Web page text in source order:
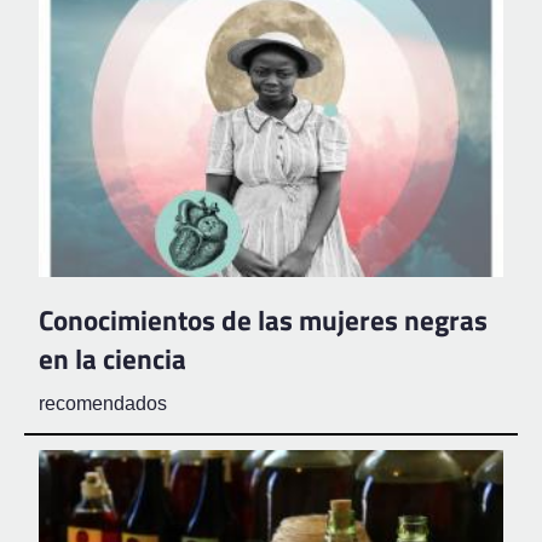
Conocimientos de las mujeres negras
en la ciencia
recomendados